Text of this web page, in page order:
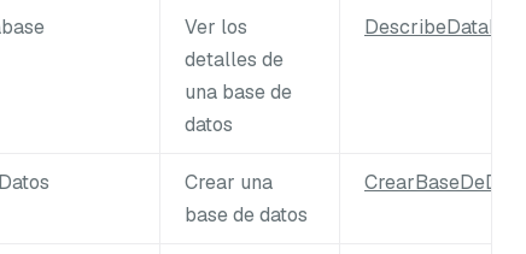
Ver los
detalles de
una base de
datos
DescribeDatabase
Crear una
base de datos
CrearBaseDeDatos